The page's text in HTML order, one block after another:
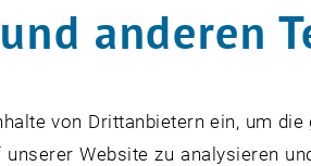
anderen
von Drittanbietern ein, um
Website zu analysieren